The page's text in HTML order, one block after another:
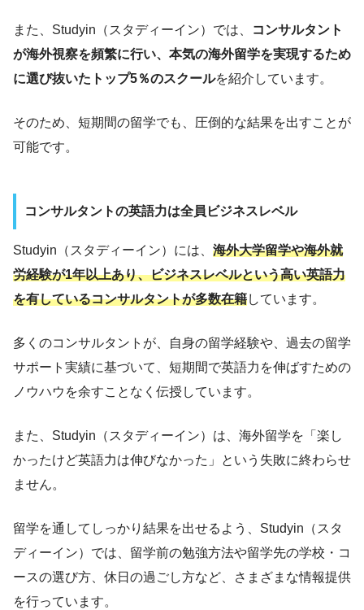
また、Studyin（スタディーイン）では、
コンサルタント
が海外視察を頻繁に行い、本気の海外留学を実現するため
に選び抜いたトップ5％のスクールを紹介しています。
そのため、短期間の留学でも、圧倒的な結果を出すことが
可能です。
コンサルタントの英語力は全員ビジネスレベル
Studyin（スタディーイン）には、 海外大学留学や海外就
労経験が1年以上あり、ビジネスレベルという高い英語力
を有しているコンサルタントが多数在籍しています。
多くのコンサルタントが、自身の留学経験や、過去の留学
サポート実績に基づいて、短期間で英語力を伸ばすための
ノウハウを余すことなく伝授しています。
また、Studyin（スタディーイン）は、海外留学を「楽し
かったけど英語力は伸びなかった」という失敗に終わらせ
ません。
留学を通してしっかり結果を出せるよう、Studyin（スタ
ディーイン）では、留学前の勉強方法や留学先の学校・コ
ースの選び方、休日の過ごし方など、さまざまな情報提供
を行っています。